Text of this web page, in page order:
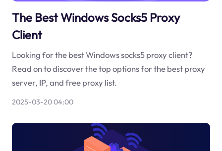
The Best Windows Socks5 Proxy
Client
Looking for the best Windows socks5 proxy client?
Read on to discover the top options for the best proxy
server, IP, and free proxy list.
2025-03-20 04:00